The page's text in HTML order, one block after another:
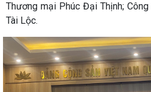
Thương mại Phúc Đại Thịnh;
Tài Lộc.